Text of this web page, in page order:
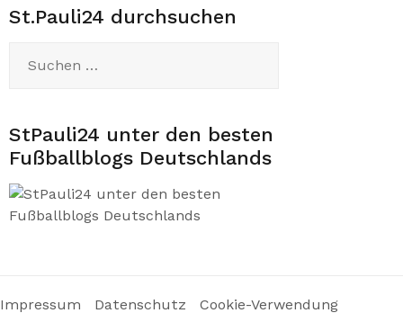
St.Pauli24 durchsuchen
nach:
StPauli24 unter den besten
Fußballblogs Deutschlands
Impressum Datenschutz Cookie-Verwendung